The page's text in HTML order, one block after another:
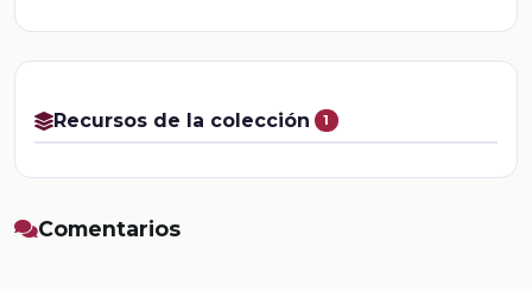
Recursos de la colección 1
Comentarios